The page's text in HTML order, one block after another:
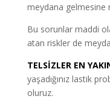
meydana gelmesine
Bu sorunlar maddi
atan riskler de
TELSİZLER EN
yaşadığınız lastik
oluruz.